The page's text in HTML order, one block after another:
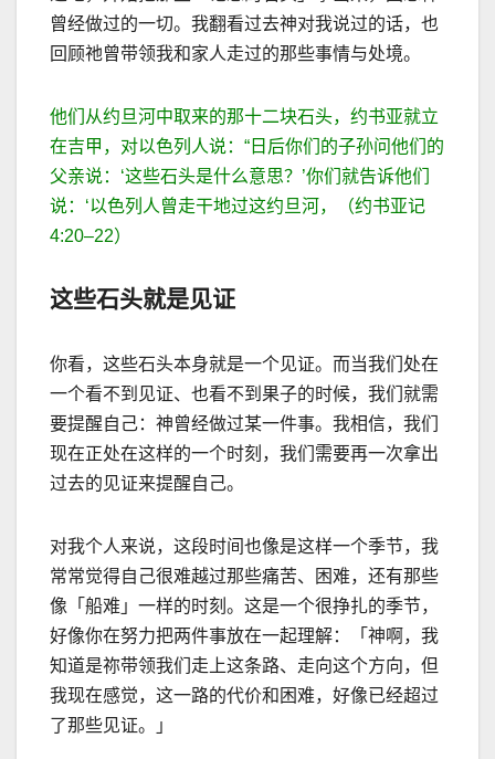
曾经做过的一切。我翻看过去神对我说过的话，也
回顾祂曾带领我和家人走过的那些事情与处境。
他们从约旦河中取来的那十二块石头，约书亚就立
在吉甲，对以色列人说： “ 日后你们的子孙问他们的
父亲说： ‘这些石头是什么意思？ ’你们就告诉他们
说： ‘以色列人曾走干地过这约旦河，（约书亚记
4:20–22）
这些石头就是见证
你看，这些石头本身就是一个见证。而当我们处在
一个看不到见证、也看不到果子的时候，我们就需
要提醒自己：神曾经做过某一件事。我相信，我们
现在正处在这样的一个时刻，我们需要再一次拿出
过去的见证来提醒自己。
对我个人来说，这段时间也像是这样一个季节，我
常常觉得自己很难越过那些痛苦、困难，还有那些
像「船难」一样的时刻。这是一个很挣扎的季节，
好像你在努力把两件事放在一起理解：「神啊，我
知道是祢带领我们走上这条路、走向这个方向，但
我现在感觉，这一路的代价和困难，好像已经超过
了那些见证。」